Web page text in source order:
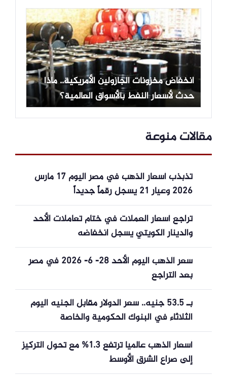
انخفاض مخزونات الجازولين الأمريكية.. ماذا
حدث لأسعار النفط بالأسواق العالمية؟
مقالات منوعة
تذبذب أسعار الذهب في مصر اليوم 17 مارس
2026 وعيار 21 يسجل رقماً جديداً
تراجع أسعار العملات في ختام تعاملات الأحد
والدينار الكويتي يسجل انخفاضه
سعر الذهب اليوم الأحد 28- 6- 2026 في مصر
بعد التراجع
بـ 53.5 جنيه.. سعر الدولار مقابل الجنيه اليوم
الثلاثاء في البنوك الحكومية والخاصة
أسعار الذهب عالميا ترتفع 1.3% مع تحول التركيز
إلى صراع الشرق الأوسط